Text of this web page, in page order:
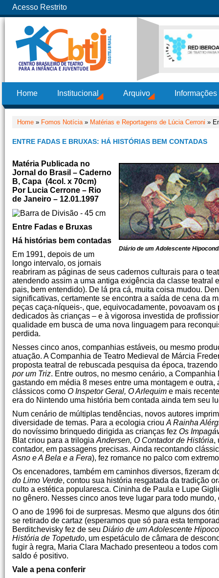
Acesso Restrito
Home Institucional Arquivo
Home » Fomos Notícia» Matérias e Reportagens de Lúcia Cerroni »
ENTRE FADAS E BRUXAS: HÁ HISTÓRIAS BEM CONTADAS
Diário de um Adolescente
Matéria Publicada no
Jornal do Brasil – Caderno
B, Capa (4col. x 70cm)
Por Lucia Cerrone – Rio
de Janeiro – 12.01.1997
Entre Fadas e Bruxas
Há histórias bem contadas
Em 1991, depois de um
longo intervalo, os jornais
reabriram as páginas de seus cadernos culturais para o
atendendo assim a uma antiga exigência da classe teatral
pais, bem entendido). De lá pra cá, muita coisa mudou.
significativas, certamente se encontra a saída de cena da
peças caça-níqueis-, que, equivocadamente, povoavam os
dedicados às crianças – e à vigorosa investida de
qualidade em busca de uma nova linguagem para
perdida.
Nesses cinco anos, companhias estáveis, ou mesmo
atuação. A Companhia de Teatro Medieval de Márcia
proposta teatral de rebuscada pesquisa da época,
por um Triz. Entre outros, no mesmo cenário, a
gastando em média 8 meses entre uma montagem e
clássicos como O Inspetor Geral, O Arlequim e mais
era do Nintendo uma história bem contada ainda tem seu
Num cenário de múltiplas tendências, novos autores
diversidade de temas. Para a ecologia criou A Rainha
do novíssimo brinquedo dirigida as crianças fez Os
Blat criou para a trilogia Andersen, O Contador de História,
contador, em passagens precisas. Ainda recontando
Asno e A Bela e a Fera), fez romance no palco com
Os encenadores, também em caminhos diversos, fizeram
do Limo Verde, contou sua história resgatada da tradição
culto a estética popularesca. Cininha de Paula e Lupe
no gênero. Nesses cinco anos teve lugar para todo
O ano de 1996 foi de surpresas. Mesmo que alguns dos
se retirado de cartaz (esperamos que só para esta
Berditchevisky fez de seu Diário de um Adolescente
História de Topetudo, um espetáculo de câmara de
fugir à regra, Maria Clara Machado presenteou a todos com
saldo é positivo.
Vale a pena conferir